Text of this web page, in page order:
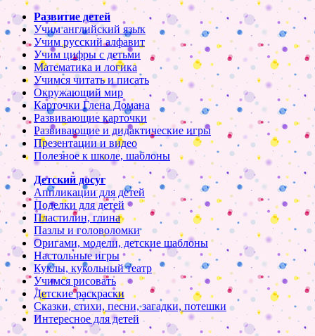
Развитие детей
Учим английский язык
Учим русский алфавит
Учим цифры с детьми
Математика и логика
Учимся читать и писать
Окружающий мир
Карточки Глена Домана
Развивающие карточки
Развивающие и дидактические игры
Презентации и видео
Полезное к школе, шаблоны
Детский досуг
Аппликации для детей
Поделки для детей
Пластилин, глина
Пазлы и головоломки
Оригами, модели, детские шаблоны
Настольные игры
Куклы, кукольный театр
Учимся рисовать
Детские раскраски
Сказки, стихи, песни, загадки, потешки
Интересное для детей